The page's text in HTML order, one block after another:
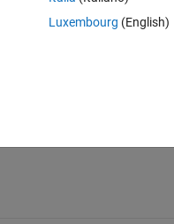
Luxembourg (English)